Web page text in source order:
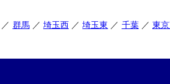
群馬 埼玉西 埼玉東 千葉
東